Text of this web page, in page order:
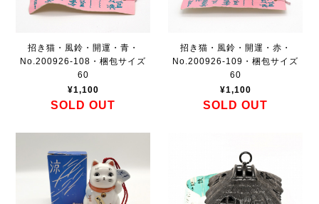
招き猫・風鈴・開運・青・
No.200926-108・梱包サイズ
60
¥1,100
SOLD OUT
招き猫・風鈴・開運・赤・
No.200926-109・梱包サイズ
60
¥1,100
SOLD OUT